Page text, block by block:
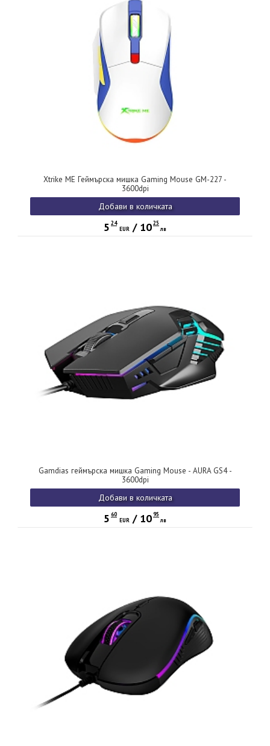
Xtrike ME Геймърска мишка Gaming Mouse GM-227 -
3600dpi
Добави в количката
5 24
EUR / 1025
лв
Gamdias геймърска мишка Gaming Mouse - AURA GS4 -
3600dpi
Добави в количката
5 60
EUR / 1095
лв